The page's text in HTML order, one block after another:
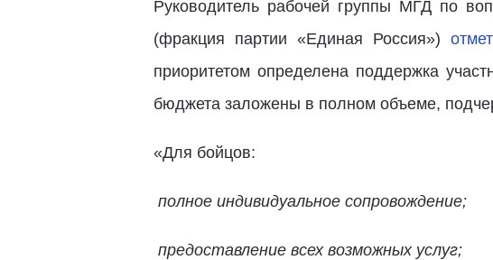
Руководитель рабочей группы МГД по
(фракция партии «Единая Россия»)
приоритетом определена поддержка
бюджета заложены в полном объеме,
«Для бойцов:
полное индивидуальное сопровождение;
предоставление всех возможных услуг;